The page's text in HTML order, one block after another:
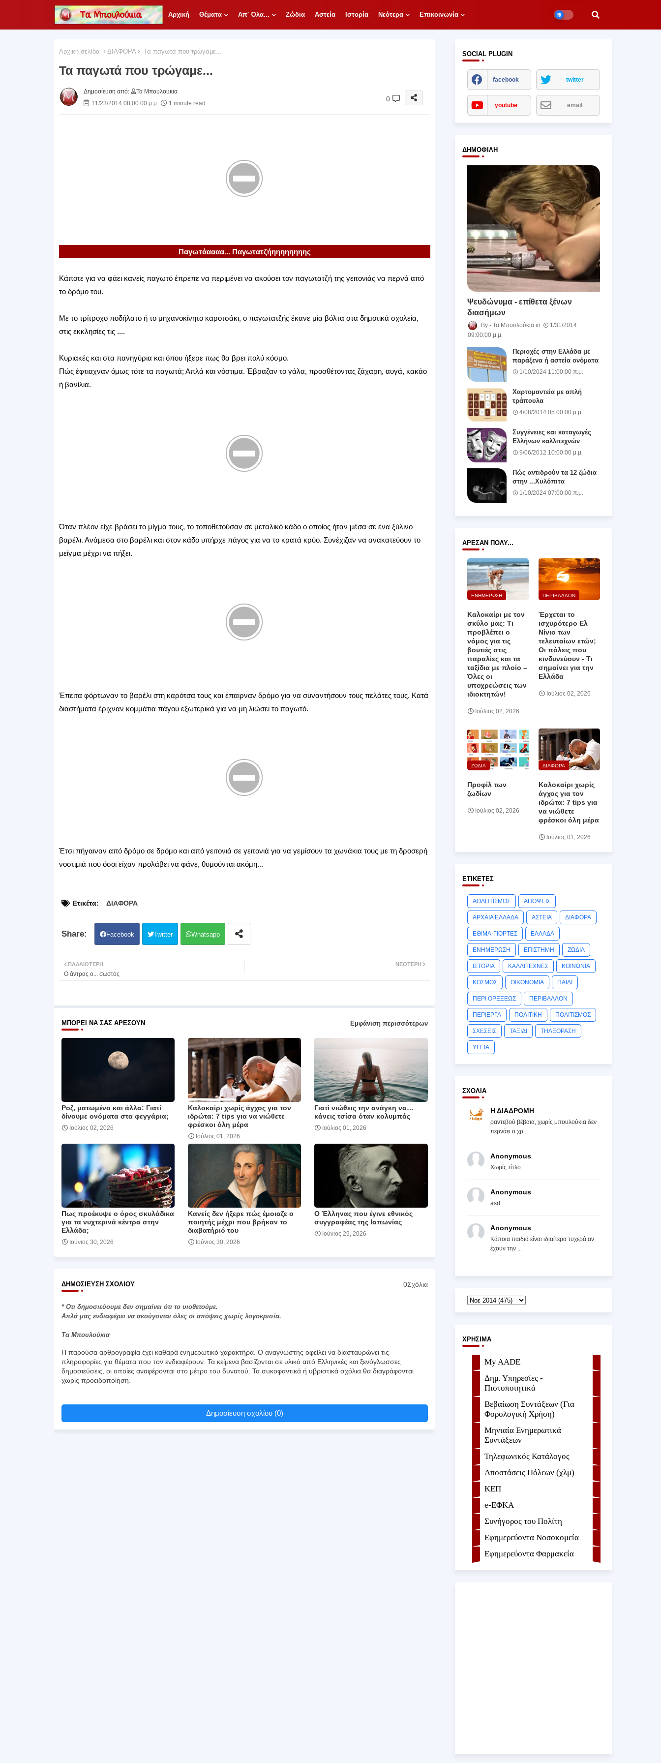
Αρχική Θέματα Απ' Όλα... Ζώδια Αστεία Ιστορία Νεότερα Επικοινωνία
Αρχική σελίδα ΔΙΑΦΟΡΑ Τα παγωτά που τρώγαμε...
Τα παγωτά που τρώγαμε...
Δημοσίευση από:
Τα Μπουλούκια
11/23/2014 08:00:00 μ.μ.
1 minute read
0
Παγωτάαααα... Παγωτατζήηηηηηηηης
Κάποτε για να φάει κανείς παγωτό έπρεπε να περιμένει να ακούσει τον παγωτατζή της γειτονιάς να περνά από
το δρόμο του.
Με το τρίτροχο ποδήλατο ή το μηχανοκίνητο καροτσάκι, ο παγωτατζής έκανε μία βόλτα στα δημοτικά σχολεία,
στις εκκλησίες τις ....
Κυριακές και στα πανηγύρια και όπου ήξερε πως θα βρει πολύ κόσμο.
Πώς έφτιαχναν όμως τότε τα παγωτά; Απλά και νόστιμα. Έβραζαν το γάλα, προσθέτοντας ζάχαρη, αυγά, κακάο
ή βανίλια.
Όταν πλέον είχε βράσει το μίγμα τους, το τοποθετούσαν σε μεταλικό κάδο ο οποίος ήταν μέσα σε ένα ξύλινο
βαρέλι. Ανάμεσα στο βαρέλι και στον κάδο υπήρχε πάγος για να το κρατά κρύο. Συνέχιζαν να ανακατεύουν το
μείγμα μέχρι να πήξει.
Έπειτα φόρτωναν το βαρέλι στη καρότσα τους και έπαιρναν δρόμο για να συναντήσουν τους πελάτες τους. Κατά
διαστήματα έριχναν κομμάτια πάγου εξωτερικά για να μη λιώσει το παγωτό.
Έτσι πήγαιναν από δρόμο σε δρόμο και από γειτονιά σε γειτονιά για να γεμίσουν τα χωνάκια τους με τη δροσερή
νοστιμιά που όσοι είχαν προλάβει να φάνε, θυμούνται ακόμη...
Ετικέτα: ΔΙΑΦΟΡΑ
Facebook Twitter Whatsapp
ΝΕΌΤΕΡΗ
ΠΑΛΑΙΌΤΕΡΗ
Ο άντρας ο... σωστός
ΜΠΟΡΕΊ ΝΑ ΣΑΣ ΑΡΈΣΟΥΝ Εμφάνιση περισσότερων
Ροζ, ματωμένο και άλλα: Γιατί
δίνουμε ονόματα στα φεγγάρια;
Ιούλιος 02, 2026
Καλοκαίρι χωρίς άγχος για τον
ιδρώτα: 7 tips για να νιώθετε
φρέσκοι όλη μέρα
Ιούλιος 01, 2026
Γιατί νιώθεις την ανάγκη να…
κάνεις τσίσα όταν κολυμπάς
Ιούλιος 01, 2026
Πως προέκυψε ο όρος σκυλάδικα
για τα νυχτερινά κέντρα στην
Ελλάδα;
Ιούνιος 30, 2026
Κανείς δεν ήξερε πώς έμοιαζε ο
ποιητής μέχρι που βρήκαν το
διαβατήριό του
Ιούνιος 30, 2026
Ο Έλληνας που έγινε εθνικός
συγγραφέας της Ιαπωνίας
Ιούνιος 29, 2026
ΔΗΜΟΣΊΕΥΣΗ ΣΧΟΛΊΟΥ 0Σχόλια
* Οτι δημοσιεύουμε δεν σημαίνει ότι το υιοθετούμε.
Απλά μας ενδιαφέρει να ακούγονται όλες οι απόψεις χωρίς λογοκρισία.
Τα Μπουλούκια
Η παρούσα αρθρογραφία έχει καθαρά ενημερωτικό χαρακτήρα. Ο αναγνώστης οφείλει να διασταυρώνει τις
πληροφορίες για θέματα που τον ενδιαφέρουν. Τα κείμενα βασίζονται σε υλικό από Ελληνικές και ξενόγλωσσες
δημοσιεύσεις, οι οποίες αναφέρονται στο μέτρο του δυνατού. Τα συκοφαντικά ή υβριστικά σχόλια θα διαγράφονται
χωρίς προειδοποίηση.
Δημοσίευση σχολίου (0)
SOCIAL PLUGIN
facebook twitter
youtube email
ΔΗΜΟΦΙΛΉ
Ψευδώνυμα - επίθετα ξένων
διασήμων
Τα Μπουλούκια
1/31/2014
09:00:00 μ.μ.
Περιοχές στην Ελλάδα με
παράξενα ή αστεία ονόματα
1/10/2024 11:00:00 π.μ.
Χαρτομαντεία με απλή
τράπουλα
4/08/2014 05:00:00 μ.μ.
Συγγένειες και καταγωγές
Ελλήνων καλλιτεχνών
9/06/2012 10:00:00 μ.μ.
Πώς αντιδρούν τα 12 ζώδια
στην ...Χυλόπιτα
1/10/2024 07:00:00 π.μ.
ΆΡΕΣΑΝ ΠΟΛΎ...
ΕΝΗΜΕΡΩΣΗ
Καλοκαίρι με τον
σκύλο μας: Τι
προβλέπει ο
νόμος για τις
βουτιές στις
παραλίες και τα
ταξίδια με πλοίο –
Όλες οι
υποχρεώσεις των
ιδιοκτητών!
Ιούλιος 02, 2026
ΠΕΡΙΒΑΛΛΟΝ
Έρχεται το
ισχυρότερο Ελ
Νίνιο των
τελευταίων ετών;
Οι πόλεις που
κινδυνεύουν ‑ Τι
σημαίνει για την
Ελλάδα
Ιούλιος 02, 2026
ΖΩΔΙΑ
Προφίλ των
ζωδίων
Ιούλιος 02, 2026
ΔΙΑΦΟΡΑ
Καλοκαίρι χωρίς
άγχος για τον
ιδρώτα: 7 tips για
να νιώθετε
φρέσκοι όλη μέρα
Ιούλιος 01, 2026
ΕΤΙΚΈΤΕΣ
ΑΘΛΗΤΙΣΜΟΣ ΑΠΟΨΕΙΣ
ΑΡΧΑΙΑ ΕΛΛΑΔΑ ΑΣΤΕΙΑ ΔΙΑΦΟΡΑ
ΕΘΙΜΑ-ΓΙΟΡΤΕΣ ΕΛΛΑΔΑ
ΕΝΗΜΕΡΩΣΗ ΕΠΙΣΤΗΜΗ ΖΩΔΙΑ
ΙΣΤΟΡΙΑ ΚΑΛΛΙΤΕΧΝΕΣ ΚΟΙΝΩΝΙΑ
ΚΟΣΜΟΣ ΟΙΚΟΝΟΜΙΑ ΠΑΙΔΙ
ΠΕΡΙ ΟΡΕΞΕΩΣ ΠΕΡΙΒΑΛΛΟΝ
ΠΕΡΙΕΡΓΑ ΠΟΛΙΤΙΚΗ ΠΟΛΙΤΙΣΜΟΣ
ΣΧΕΣΕΙΣ ΤΑΞΙΔΙ ΤΗΛΕΟΡΑΣΗ
ΥΓΕΙΑ
ΣΧΌΛΙΑ
Η ΔΙΑΔΡΟΜΗ
ραντεβού βέβαια, χωρίς μπουλούκια δεν
περνάει ο χρ...
Anonymous
Χωρίς τίτλο
Anonymous
asd
Anonymous
Κάποια παιδιά είναι ιδιαίτερα τυχερά αν
έχουν την ...
ΧΡΉΣΙΜΑ
My AADE
Δημ. Υπηρεσίες -
Πιστοποιητικά
Βεβαίωση Συντάξεων (Για
Φορολογική Χρήση)
Μηνιαία Ενημερωτικά
Συντάξεων
Τηλεφωνικός Κατάλογος
Αποστάσεις Πόλεων (χλμ)
ΚΕΠ
e-ΕΦKA
Συνήγορος του Πολίτη
Εφημερεύοντα Νοσοκομεία
Εφημερεύοντα Φαρμακεία